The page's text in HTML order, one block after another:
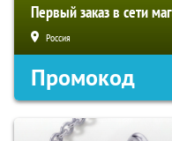
Первый заказ в сети
Россия
Промокод